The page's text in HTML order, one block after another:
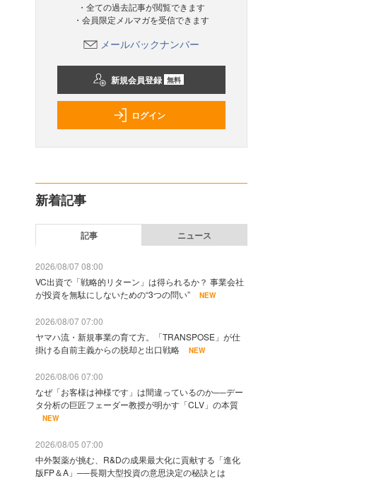
・全ての過去記事が閲覧できます
・会員限定メルマガを受信できます
メールバックナンバー
新規会員登録 無料
ログイン
新着記事
記事 ニュース
2026/08/07 08:00
VC出資で「戦略的リターン」は得られるか？ 事業会社
が投資を無駄にしないための“3つの問い”
NEW
2026/08/07 07:00
ヤマハ流・新規事業の育て方。「TRANSPOSE」が仕
掛ける自前主義からの脱却と出口戦略
NEW
2026/08/06 07:00
なぜ「お客様は神様です」は間違っているのか──デー
タ分析の巨匠フェーダー教授が明かす「CLV」の本質
NEW
2026/08/05 07:00
中外製薬が挑む、R&Dの成果最大化に貢献する「進化
版FP＆A」──長期大型投資の意思決定の秘訣とは